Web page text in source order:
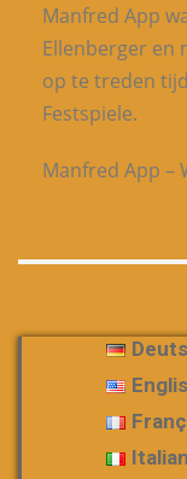
Manfred App
Ellenberger en
op te treden
Festspiele.
Manfred App –